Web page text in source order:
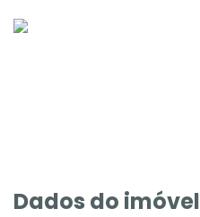
Dados do imóvel